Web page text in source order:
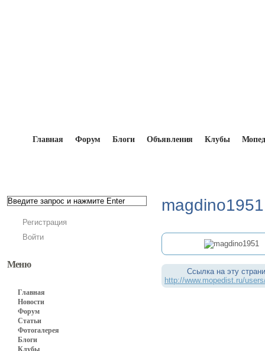
Главная Форум Блоги Объявления Клубы
Регистрация
Войти
Меню
Главная
Новости
Форум
Статьи
Фотогалерея
Блоги
Клубы
magdino1951
Ссылка на эту
http://www.mopedist.ru/